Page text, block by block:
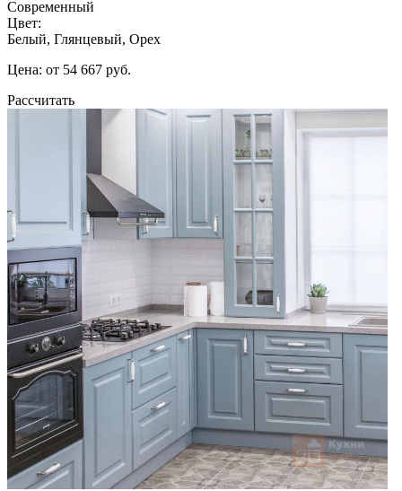
Современный
Цвет:
Белый, Глянцевый, Орех
Цена: от 54 667 руб.
Рассчитать